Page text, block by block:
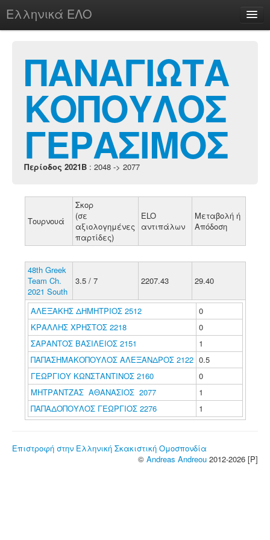
Ελληνικά ΕΛΟ
chesstu.be @ discord
Login
ΠΑΝΑΓΙΩΤΑ
ΚΟΠΟΥΛΟΣ
ΓΕΡΑΣΙΜΟΣ
Περίοδος 2021B : 2048 -> 2077
Τουρνουά
Σκορ
(σε
αξιολογημένες
παρτίδες)
ELO
αντιπάλων
Μεταβολή ή
Απόδοση
48th Greek
Team Ch.
2021 South
3.5 / 7 2207.43 29.40
ΑΛΕΞΑΚΗΣ ΔΗΜΗΤΡΙΟΣ 2512
0
ΚΡΑΛΛΗΣ ΧΡΗΣΤΟΣ 2218
0
ΣΑΡΑΝΤΟΣ ΒΑΣΙΛΕΙΟΣ 2151
1
ΠΑΠΑΣΗΜΑΚΟΠΟΥΛΟΣ ΑΛΕΞΑΝΔΡΟΣ 2122 0.5
ΓΕΩΡΓΙΟΥ ΚΩΝΣΤΑΝΤΙΝΟΣ 2160
0
ΜΗΤΡΑΝΤΖΑΣ ΑΘΑΝΑΣΙΟΣ 2077
1
ΠΑΠΑΔΟΠΟΥΛΟΣ ΓΕΩΡΓΙΟΣ 2276
1
Επιστροφή στην Ελληνική Σκακιστική Ομοσπονδία
© Andreas Andreou 2012-2026 [P]